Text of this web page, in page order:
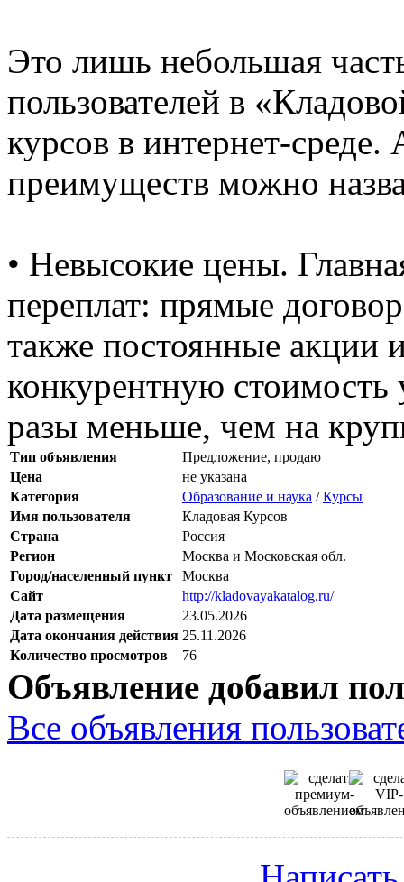
Это лишь небольшая
пользователей в
курсов в интернет-среде.
преимуществ можно
• Невысокие цены.
переплат: прямые
также постоянные акции
конкурентную
разы меньше, чем на
Тип объявления
Предложение, продаю
Цена
не указана
Категория
Образование и наука /Курсы
Имя пользователя
Кладовая Курсов
Страна
Россия
Регион
Москва и Московская обл.
Город/населенный пункт
Москва
Сайт
http://kladovayakatalog.ru/
Дата размещения
23.05.2026
Дата окончания действия 25.11.2026
Количество просмотров
76
Объявление добавил
Все объявления